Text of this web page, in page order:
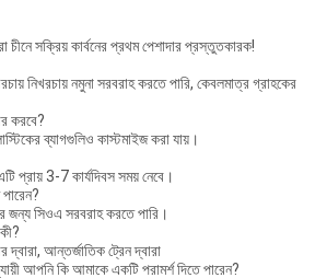
চীনে সক্রিয় কার্বনের প্রথম পেশাদার প্রস্তুতকারক!
নিখরচায় নমুনা সরবরাহ করতে পারি, কেবলমাত্র গ্রাহকের
করবে?
ব্যাগগুলিও কাস্টমাইজ করা যায়।
প্রায় 3-7 কার্যদিবস সময় নেবে।
জন্য সিওএ সরবরাহ করতে পারি।
দ্বারা, আন্তর্জাতিক ট্রেন দ্বারা
আপনি কি আমাকে একটি পরামর্শ দিতে পারেন?